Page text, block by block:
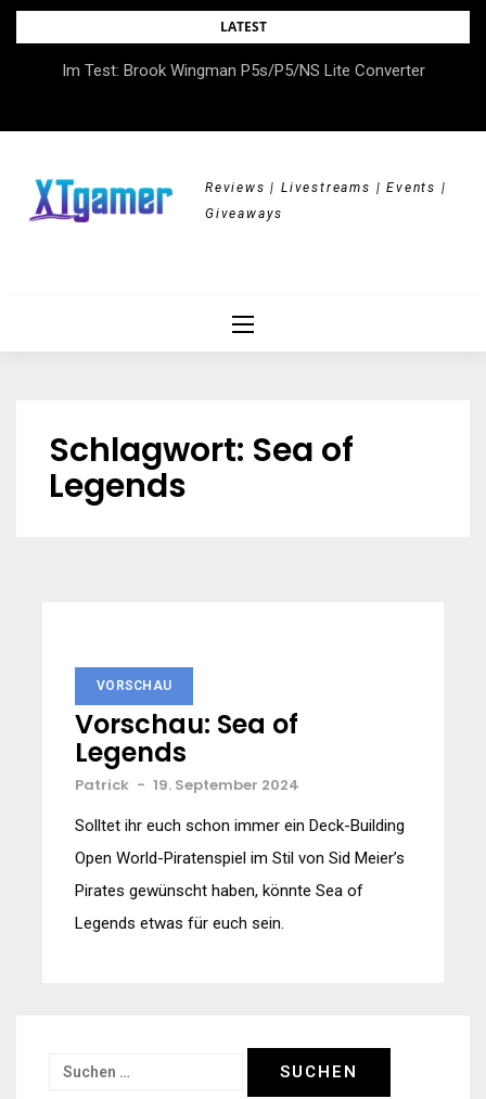
Skip
LATEST
Im Test: Brook Wingman P5s/P5/NS Lite Converter
DOK.fest München 2026 – Empowered, HerStory, Beyond
Reviews | Livestreams | Events |
Giveaways
Schlagwort: Sea of
Legends
VORSCHAU
Vorschau: Sea of
Legends
Patrick - 19. September 2024
Solltet ihr euch schon immer ein Deck-Building
Open World-Piratenspiel im Stil von Sid Meier’s
Pirates gewünscht haben, könnte Sea of
Legends etwas für euch sein.
Suchen